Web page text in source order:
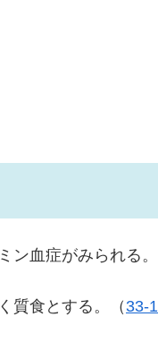
ン血症がみられる
質食とする。（33-